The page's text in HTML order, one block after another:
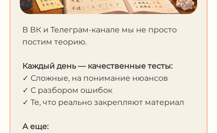
В ВК и Телеграм-канале мы не просто
постим теорию.
Каждый день — качественные тесты:
✓ Сложные, на понимание нюансов
✓ С разбором ошибок
✓ Те, что реально закрепляют материал
А еще: